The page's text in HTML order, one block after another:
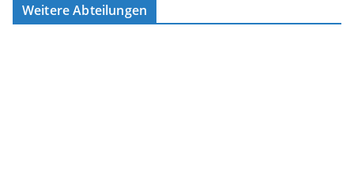
Weitere Abteilungen